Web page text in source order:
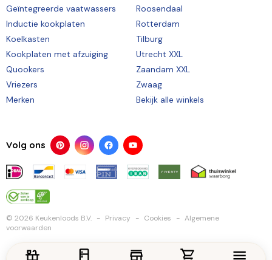
Geïntegreerde vaatwassers
Inductie kookplaten
Koelkasten
Kookplaten met afzuiging
Quookers
Vriezers
Merken
Roosendaal
Rotterdam
Tilburg
Utrecht XXL
Zaandam XXL
Zwaag
Bekijk alle winkels
Volg ons
© 2026 Keukenloods B.V. Privacy Cookies
Algemene
voorwaarden